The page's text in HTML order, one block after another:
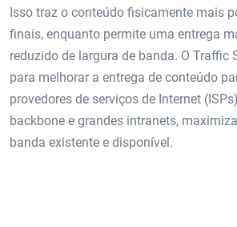
Isso traz o conteúdo fisicamente mais
finais, enquanto permite uma entrega
reduzido de largura de banda. O Traffic
para melhorar a entrega de conteúdo
provedores de serviços de Internet
backbone e grandes intranets,
banda existente e disponível.